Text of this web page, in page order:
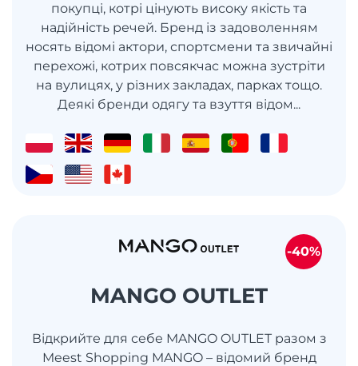
покупці, котрі цінують високу якість та
надійність речей. Бренд із задоволенням
носять відомі актори, спортсмени та звичайні
перехожі, котрих повсякчас можна зустріти
на вулицях, у різних закладах, парках тощо.
Деякі бренди одягу та взуття відом...
MANGO OUTLET
Відкрийте для себе MANGO OUTLET разом з
Meest Shopping MANGO – відомий бренд
-40%